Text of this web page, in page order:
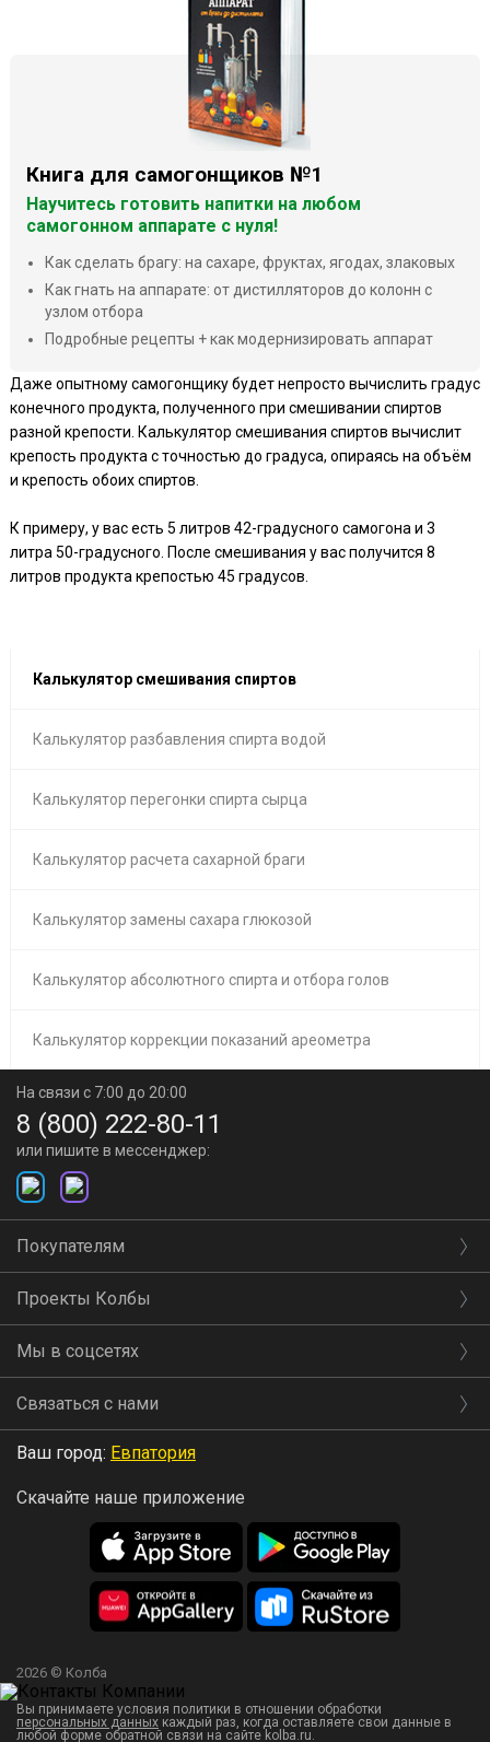
Калькулятор смешивания спиртов
Калькулятор разбавления спирта водой
Калькулятор перегонки спирта сырца
Калькулятор расчета сахарной браги
Калькулятор замены сахара глюкозой
Калькулятор абсолютного спирта и отбора голов
Калькулятор коррекции показаний ареометра
Книга для самогонщиков №1
Научитесь готовить напитки на любом
самогонном аппарате с нуля!
Как сделать брагу: на сахаре, фруктах, ягодах, злаковых
Как гнать на аппарате: от дистилляторов до колонн с
узлом отбора
Подробные рецепты + как модернизировать аппарат
Даже опытному самогонщику будет непросто вычислить градус
конечного продукта, полученного при смешивании спиртов
разной крепости. Калькулятор смешивания спиртов вычислит
крепость продукта с точностью до градуса, опираясь на объём
и крепость обоих спиртов.
К примеру, у вас есть 5 литров 42-градусного самогона и 3
литра 50-градусного. После смешивания у вас получится 8
литров продукта крепостью 45 градусов.
На связи с 7:00 до 20:00
8 (800) 222-80-11
или пишите в мессенджер:
Покупателям
Проекты Колбы
Мы в соцсетях
Связаться с нами
Ваш город: Евпатория
Скачайте наше приложение
2026 © Колба
Вы принимаете условия политики в отношении обработки
персональных данных каждый раз, когда оставляете свои данные в
любой форме обратной связи на сайте kolba.ru.